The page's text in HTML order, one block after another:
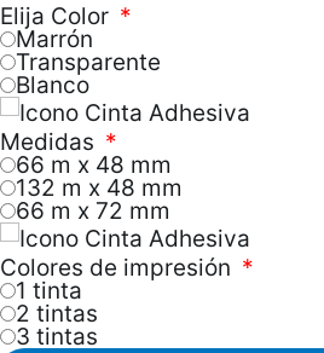
Elija Color
Marrón
Transparente
Blanco
Medidas
66 m x 48 mm
132 m x 48 mm
66 m x 72 mm
Colores de impresión
1 tinta
2 tintas
3 tintas